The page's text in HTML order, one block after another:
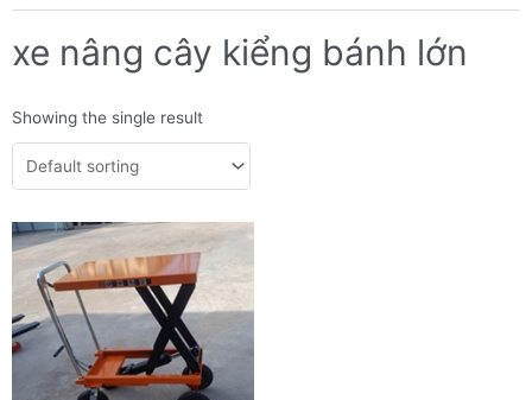
xe nâng cây kiểng bánh lớn
Showing the single result